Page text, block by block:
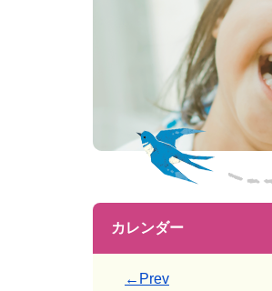
カレンダー
←Prev